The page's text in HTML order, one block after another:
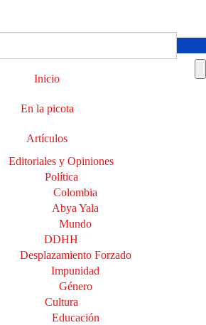
Inicio
En la picota
Artículos
Editoriales y Opiniones
Política
Colombia
Abya Yala
Mundo
DDHH
Desplazamiento Forzado
Impunidad
Género
Cultura
Educación